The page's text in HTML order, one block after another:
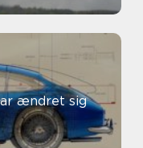
ændret sig